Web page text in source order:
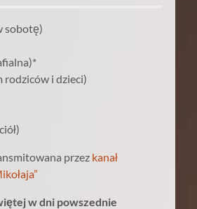
sobotę)
rodziców i dzieci)
przez kanał
w dni powszednie